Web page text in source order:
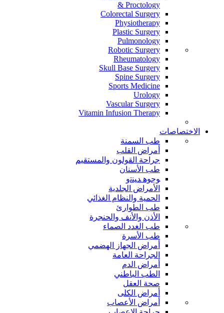
Proctology &
Colorectal Surgery
Physiotherapy
Plastic Surgery
Pulmonology
Robotic Surgery
Rheumatology
Skull Base Surgery
Spine Surgery
Sports Medicine
Urology
Vascular Surgery
Vitamin Infusion Therapy
الاختصاصات
طب السمنة
أمراض القلب
جراحة القولون والمستقيم
طب الأسنان
ﻮﺟﻮﻫ ﺪﻴﻨﺗﻭ
الأمراض الجلدية
الحمية والنظام الغذائي
طب الطوارئ
الأذن والأنف والحنجرة
طب الغدد الصماء
طب الأسرة
أمراض الجهاز الهضمي
الجراحة العامة
أمراض الدم
الطب الباطني
صحة العقل
أمراض الكلى
أمراض الأعصاب